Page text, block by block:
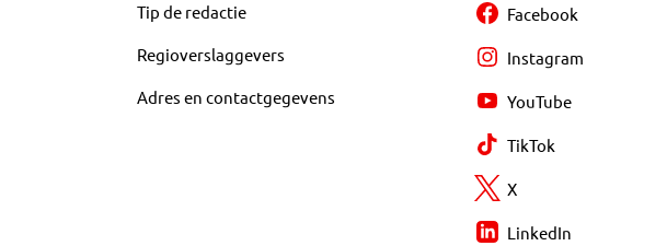
Tip de redactie
Regioverslaggevers
Adres en contactgegevens
Facebook
Instagram
YouTube
TikTok
X
LinkedIn